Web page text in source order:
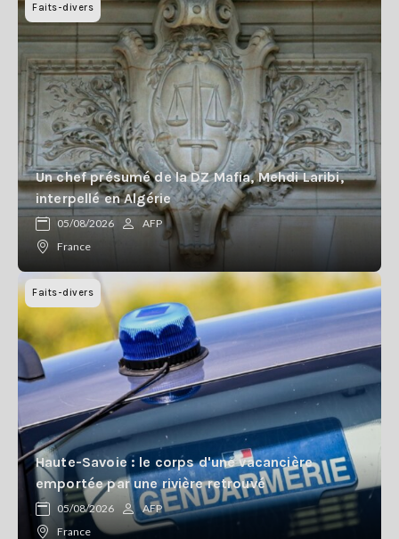
Faits-divers
Un chef présumé de la DZ Mafia, Mehdi Laribi,
interpellé en Algérie
05/08/2026
AFP
France
Faits-divers
Haute-Savoie : le corps d'une vacancière
emportée par une rivière retrouvé
05/08/2026
AFP
France